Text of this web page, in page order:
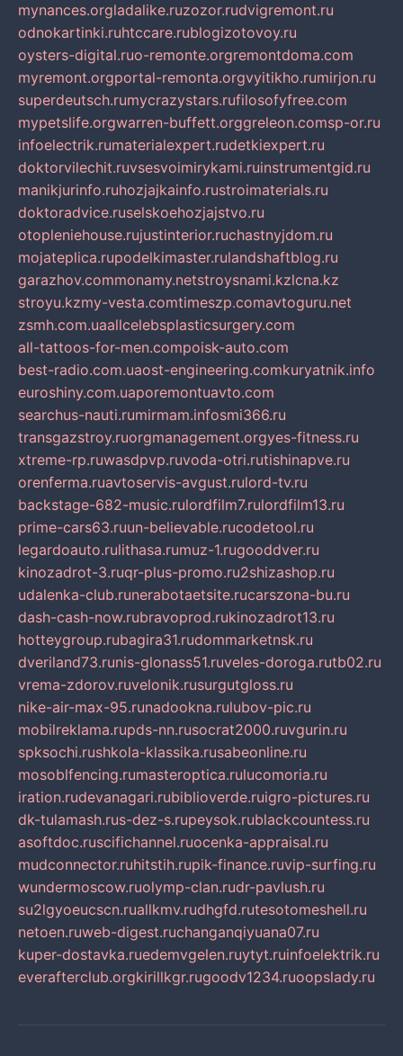
mynances.orgladalike.ruzozor.rudvigremont.ru
odnokartinki.ruhtccare.rublogizotovoy.ru
oysters-digital.ruo-remonte.orgremontdoma.com
myremont.orgportal-remonta.orgvyitikho.rumirjon.ru
superdeutsch.rumycrazystars.rufilosofyfree.com
mypetslife.orgwarren-buffett.orggreleon.comsp-or.ru
infoelectrik.rumaterialexpert.rudetkiexpert.ru
doktorvilechit.ruvsesvoimirykami.ruinstrumentgid.ru
manikjurinfo.ruhozjajkainfo.rustroimaterials.ru
doktoradvice.ruselskoehozjajstvo.ru
otopleniehouse.rujustinterior.ruchastnyjdom.ru
mojateplica.rupodelkimaster.rulandshaftblog.ru
garazhov.commonamy.netstroysnami.kzlcna.kz
stroyu.kzmy-vesta.comtimeszp.comavtoguru.net
zsmh.com.uaallcelebsplasticsurgery.com
all-tattoos-for-men.compoisk-auto.com
best-radio.com.uaost-engineering.comkuryatnik.info
euroshiny.com.uaporemontuavto.com
searchus-nauti.rumirmam.infosmi366.ru
transgazstroy.ruorgmanagement.orgyes-fitness.ru
xtreme-rp.ruwasdpvp.ruvoda-otri.rutishinapve.ru
orenferma.ruavtoservis-avgust.rulord-tv.ru
backstage-682-music.rulordfilm7.rulordfilm13.ru
prime-cars63.ruun-believable.rucodetool.ru
legardoauto.rulithasa.rumuz-1.rugooddver.ru
kinozadrot-3.ruqr-plus-promo.ru2shizashop.ru
udalenka-club.runerabotaetsite.rucarszona-bu.ru
dash-cash-now.rubravoprod.rukinozadrot13.ru
hotteygroup.rubagira31.rudommarketnsk.ru
dveriland73.runis-glonass51.ruveles-doroga.rutb02.ru
vrema-zdorov.ruvelonik.rusurgutgloss.ru
nike-air-max-95.runadookna.rulubov-pic.ru
mobilreklama.rupds-nn.rusocrat2000.ruvgurin.ru
spksochi.rushkola-klassika.rusabeonline.ru
mosoblfencing.rumasteroptica.rulucomoria.ru
iration.rudevanagari.rubiblioverde.ruigro-pictures.ru
dk-tulamash.rus-dez-s.rupeysok.rublackcountess.ru
asoftdoc.ruscifichannel.ruocenka-appraisal.ru
mudconnector.ruhitstih.rupik-finance.ruvip-surfing.ru
wundermoscow.ruolymp-clan.rudr-pavlush.ru
su2lgyoeucscn.ruallkmv.rudhgfd.rutesotomeshell.ru
netoen.ruweb-digest.ruchanganqiyuana07.ru
kuper-dostavka.ruedemvgelen.ruytyt.ruinfoelektrik.ru
everafterclub.orgkirillkgr.rugoodv1234.ruoopslady.ru